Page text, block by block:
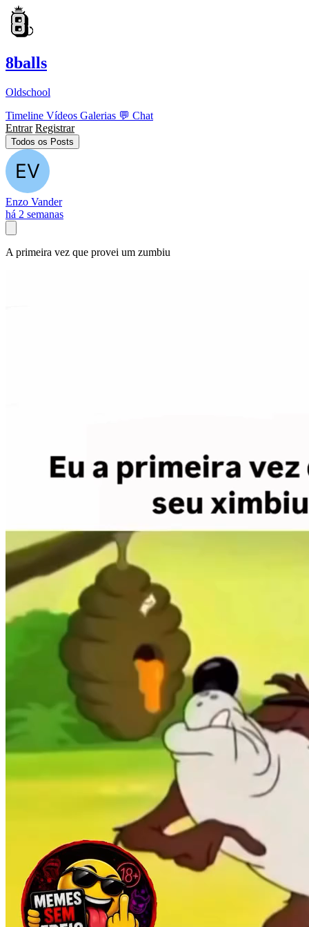
8balls
Oldschool
Timeline Vídeos Galerias 💬 Chat
Entrar Registrar
Todos os Posts
Enzo Vander
há 2 semanas
A primeira vez que provei um zumbiu